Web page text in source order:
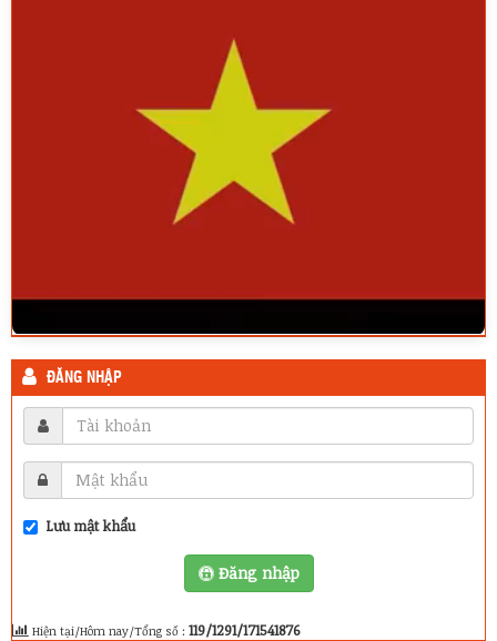
ĐĂNG NHẬP
Lưu mật khẩu
Đăng nhập
Hiện tại/Hôm nay/Tổng số : 119/1291/171541876